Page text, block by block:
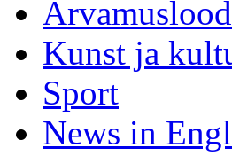
Arvamuslood
Kunst ja
Sport
News in